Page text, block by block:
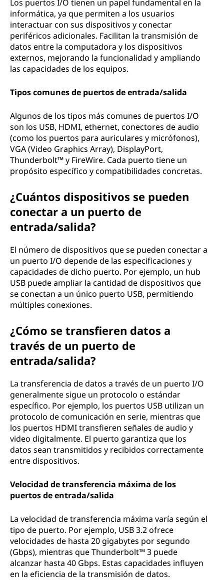
Los puertos I/O tienen un papel fundamental en la
informática, ya que permiten a los usuarios
interactuar con sus dispositivos y conectar
periféricos adicionales. Facilitan la transmisión de
datos entre la computadora y los dispositivos
externos, mejorando la funcionalidad y ampliando
las capacidades de los equipos.
Tipos comunes de puertos de entrada/salida
Algunos de los tipos más comunes de puertos I/O
son los USB, HDMI, ethernet, conectores de audio
(como los puertos para auriculares y micrófonos),
VGA (Video Graphics Array), DisplayPort,
Thunderbolt™ y FireWire. Cada puerto tiene un
propósito específico y compatibilidades concretas.
¿Cuántos dispositivos se pueden
conectar a un puerto de
entrada/salida?
El número de dispositivos que se pueden conectar a
un puerto I/O depende de las especificaciones y
capacidades de dicho puerto. Por ejemplo, un hub
USB puede ampliar la cantidad de dispositivos que
se conectan a un único puerto USB, permitiendo
múltiples conexiones.
¿Cómo se transfieren datos a
través de un puerto de
entrada/salida?
La transferencia de datos a través de un puerto I/O
generalmente sigue un protocolo o estándar
específico. Por ejemplo, los puertos USB utilizan un
protocolo de comunicación en serie, mientras que
los puertos HDMI transfieren señales de audio y
video digitalmente. El puerto garantiza que los
datos sean transmitidos y recibidos correctamente
entre dispositivos.
Velocidad de transferencia máxima de los
puertos de entrada/salida
La velocidad de transferencia máxima varía según el
tipo de puerto. Por ejemplo, USB 3.2 ofrece
velocidades de hasta 20 gigabytes por segundo
(Gbps), mientras que Thunderbolt™ 3 puede
alcanzar hasta 40 Gbps. Estas capacidades influyen
en la eficiencia de la transmisión de datos.